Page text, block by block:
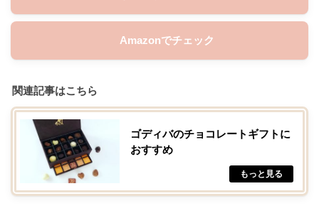
Amazonでチェック
関連記事はこちら
ゴディバのチョコレートギフトに
おすすめ